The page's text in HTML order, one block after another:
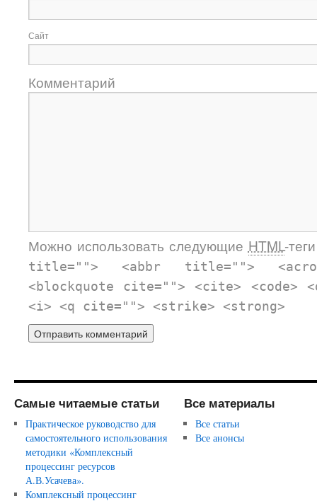
Сайт
Комментарий
Можно использовать следующие HTML-
title=""> <abbr title="">
<blockquote cite=""> <cite> <code>
<i> <q cite=""> <strike> <strong>
Самые читаемые статьи
Практическое руководство для
самостоятельного использования
методики «Комплексный
процессинг ресурсов
А.В.Усачева».
Комплексный процессинг
Все материалы
Все статьи
Все анонсы